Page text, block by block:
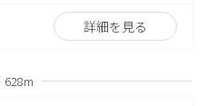
詳細を見る
628m